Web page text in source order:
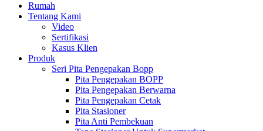
Rumah
Tentang Kami
Video
Sertifikasi
Kasus Klien
Produk
Seri Pita Pengepakan Bopp
Pita Pengepakan BOPP
Pita Pengepakan Berwarna
Pita Pengepakan Cetak
Pita Stasioner
Pita Anti Pembekuan